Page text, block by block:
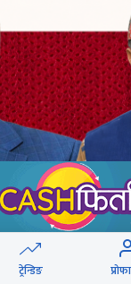
विवादमा
ट्रेन्डिङ